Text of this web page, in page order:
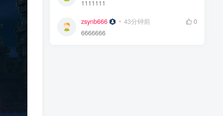
1111111
zsynb666 43分钟前
0
6666666